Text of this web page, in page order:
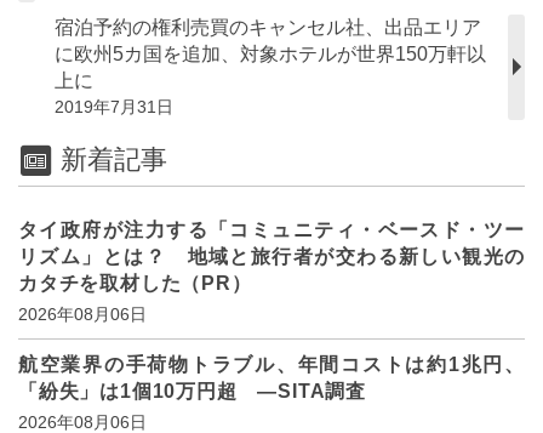
宿泊予約の権利売買のキャンセル社、出品エリア
に欧州5カ国を追加、対象ホテルが世界150万軒以
上に
2019年7月31日
新着記事
タイ政府が注力する「コミュニティ・ベースド・ツー
リズム」とは？ 地域と旅行者が交わる新しい観光の
カタチを取材した（PR）
2026年08月06日
航空業界の手荷物トラブル、年間コストは約1兆円、
「紛失」は1個10万円超 ―SITA調査
2026年08月06日